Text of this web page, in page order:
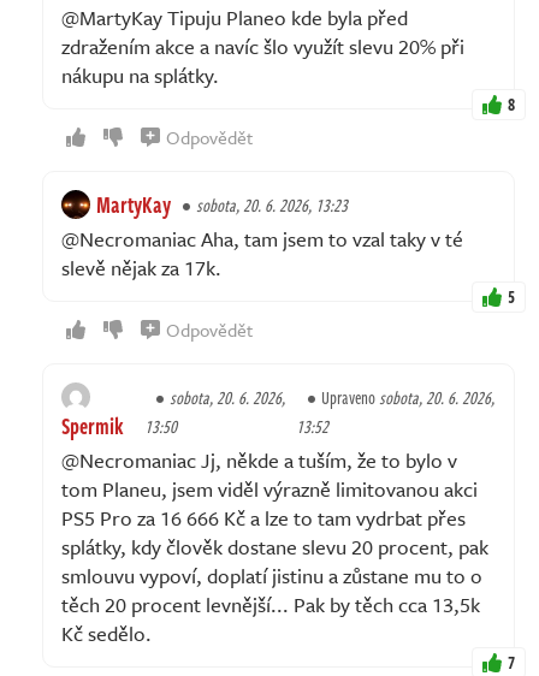
@MartyKay Tipuju Planeo kde byla před
zdražením akce a navíc šlo využít slevu 20% při
nákupu na splátky.
8
Odpovědět
MartyKay sobota, 20. 6. 2026, 13:23
@Necromaniac Aha, tam jsem to vzal taky v té
slevě nějak za 17k.
5
Odpovědět
Spermik
sobota, 20. 6. 2026,
13:50
Upravenosobota, 20. 6. 2026,
13:52
@Necromaniac Jj, někde a tuším, že to bylo v
tom Planeu, jsem viděl výrazně limitovanou akci
PS5 Pro za 16 666 Kč a lze to tam vydrbat přes
splátky, kdy člověk dostane slevu 20 procent, pak
smlouvu vypoví, doplatí jistinu a zůstane mu to o
těch 20 procent levnější... Pak by těch cca 13,5k
Kč sedělo.
7